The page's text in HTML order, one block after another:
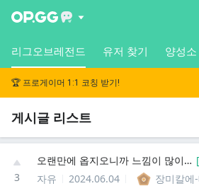
리그오브레전드 유저 찾기 양성소
🏆 프로게이머 1:1 코칭 받기!
게시글 리스트
3
오랜만에 옵지오니까 느낌이 많이 변했네 [
자유
2024.06.04 장미칼에